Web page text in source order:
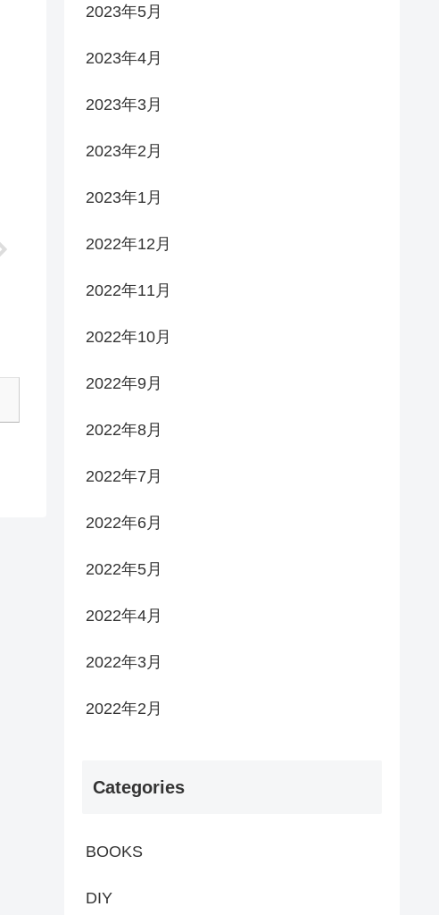
2023年5月
2023年4月
2023年3月
2023年2月
2023年1月
2022年12月
2022年11月
2022年10月
2022年9月
2022年8月
2022年7月
2022年6月
2022年5月
2022年4月
2022年3月
2022年2月
Categories
BOOKS
DIY